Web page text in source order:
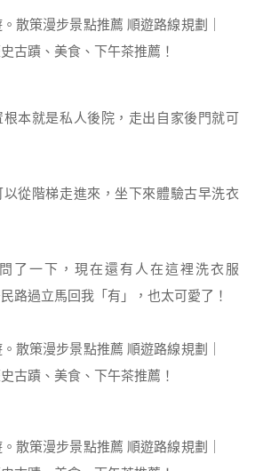
本就是私人後院，走出自家後門就可
從階梯走進來，坐下來體驗古早洗衣
了一下，現在還有人在這裡洗衣服
路過立馬回我「有」，也太可愛了！